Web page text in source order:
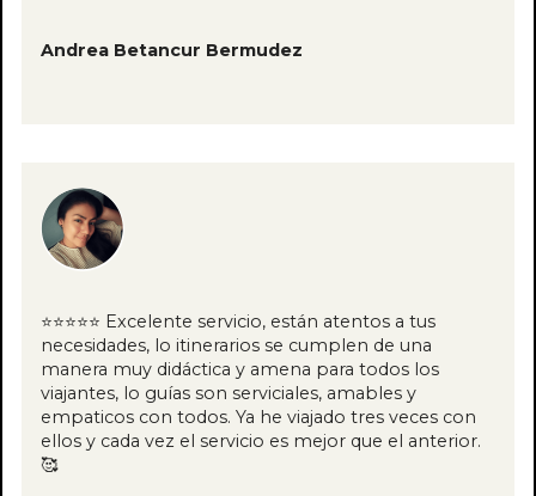
Andrea Betancur Bermudez
⭐⭐⭐⭐⭐ Excelente servicio, están atentos a tus
necesidades, lo itinerarios se cumplen de una
manera muy didáctica y amena para todos los
viajantes, lo guías son serviciales, amables y
empaticos con todos. Ya he viajado tres veces con
ellos y cada vez el servicio es mejor que el anterior.
🥰